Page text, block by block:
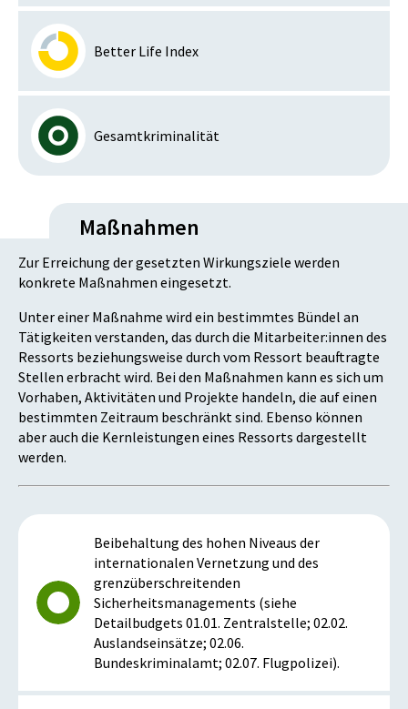
Better Life Index
Gesamtkriminalität
Maßnahmen
Zur Erreichung der gesetzten Wirkungsziele werden
konkrete Maßnahmen eingesetzt.
Unter einer Maßnahme wird ein bestimmtes Bündel an
Tätigkeiten verstanden, das durch die Mitarbeiter:innen des
Ressorts beziehungsweise durch vom Ressort beauftragte
Stellen erbracht wird. Bei den Maßnahmen kann es sich um
Vorhaben, Aktivitäten und Projekte handeln, die auf einen
bestimmten Zeitraum beschränkt sind. Ebenso können
aber auch die Kernleistungen eines Ressorts dargestellt
werden.
Beibehaltung des hohen Niveaus der
internationalen Vernetzung und des
grenzüberschreitenden
Sicherheitsmanagements (siehe
Detailbudgets 01.01. Zentralstelle; 02.02.
Auslandseinsätze; 02.06.
Bundeskriminalamt; 02.07. Flugpolizei).